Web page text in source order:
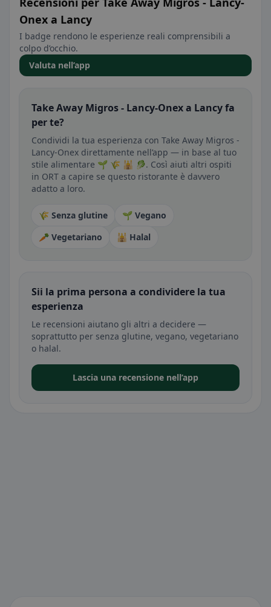
Onex a Lancy
I badge rendono le esperienze reali comprensibili a
colpo d’occhio.
Valuta nell’app
Take Away Migros - Lancy-Onex a Lancy fa
per te?
Condividi la tua esperienza con Take Away Migros -
Lancy-Onex direttamente nell’app — in base al tuo
stile alimentare 🌱 🌾 🕌 🥬. Così aiuti altri ospiti
in ORT a capire se questo ristorante è davvero
adatto a loro.
🌾 Senza glutine
🌱 Vegano
🥕 Vegetariano
🕌 Halal
Sii la prima persona a condividere la tua
esperienza
Le recensioni aiutano gli altri a decidere —
soprattutto per senza glutine, vegano, vegetariano
o halal.
Lascia una recensione nell’app